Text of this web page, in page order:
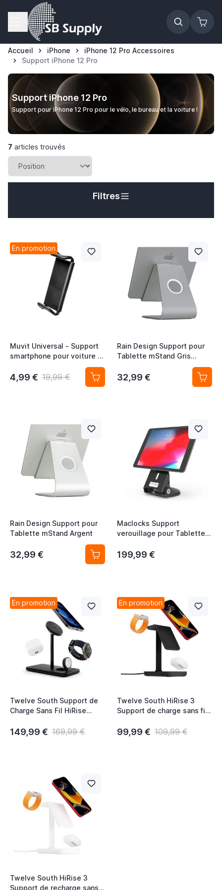
Allez au contenu
Accueil iPhone
iPhone 12 Pro Accessoires
Support iPhone 12 Pro
Support iPhone 12 Pro
Support pour iPhone 12 Pro pour le vélo, le bureau et la voiture !
7 articles trouvés
Filtres
En promotion
Muvit Universal - Support
smartphone pour voiture -
4,99 € 19,99 €
Rain Design Support pour
Tablette mStand Gris
32,99 €
Rain Design Support pour
Tablette mStand Argent
32,99 €
Maclocks Support
verouillage pour Tablette
199,99 €
En promotion
Twelve South Support de
Charge Sans Fil HiRise
149,99 € 169,99 €
En promotion
Twelve South HiRise 3
Support de charge sans fil
99,99 € 109,99 €
Twelve South HiRise 3
Support de recharge sans